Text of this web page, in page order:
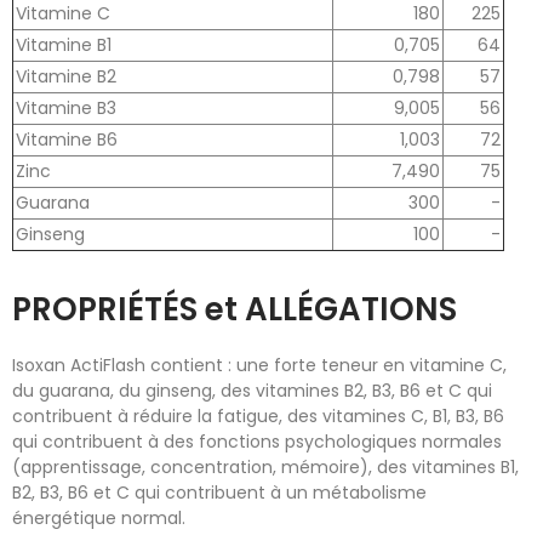
Vitamine C 180
225
Vitamine B1
0,705
64
Vitamine B2
0,798
57
Vitamine B3
9,005
56
Vitamine B6
1,003
72
Zinc
7,490
75
Guarana
300
-
Ginseng
100 -
PROPRIÉTÉS et ALLÉGATIONS
Isoxan ActiFlash contient : une forte teneur en vitamine C,
du guarana, du ginseng, des vitamines B2, B3, B6 et C qui
contribuent à réduire la fatigue, des vitamines C, B1, B3, B6
qui contribuent à des fonctions psychologiques normales
(apprentissage, concentration, mémoire), des vitamines B1,
B2, B3, B6 et C qui contribuent à un métabolisme
énergétique normal.